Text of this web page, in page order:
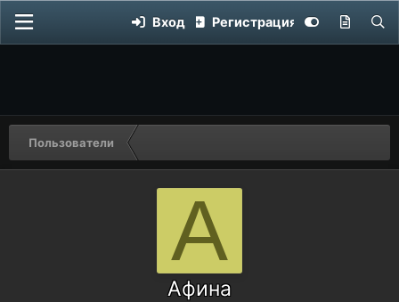
Вход Регистрация
Пользователи
А
Афина